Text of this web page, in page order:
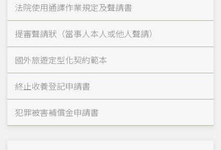
法院使用通譯作業規定及聲請書
提審聲請狀（當事人本人或他人聲請）
國外旅遊定型化契約範本
終止收養登記申請書
犯罪被害補償金申請書